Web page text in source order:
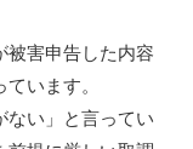
被害申告した内容
います。
ない」と言ってい